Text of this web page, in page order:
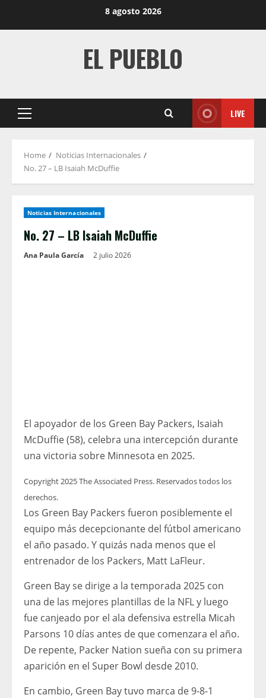
8 agosto 2026
EL PUEBLO
Primary
LIVE
Home
Noticias Internacionales
No. 27 – LB Isaiah McDuffie
Noticias Internacionales
No. 27 – LB Isaiah McDuffie
Ana Paula García 2 julio 2026
El apoyador de los Green Bay Packers, Isaiah
McDuffie (58), celebra una intercepción durante
una victoria sobre Minnesota en 2025.
Copyright 2025 The Associated Press. Reservados todos los
derechos.
Los Green Bay Packers fueron posiblemente el
equipo más decepcionante del fútbol americano
el año pasado. Y quizás nada menos que el
entrenador de los Packers, Matt LaFleur.
Green Bay se dirige a la temporada 2025 con
una de las mejores plantillas de la NFL y luego
fue canjeado por el ala defensiva estrella Micah
Parsons 10 días antes de que comenzara el año.
De repente, Packer Nation sueña con su primera
aparición en el Super Bowl desde 2010.
En cambio, Green Bay tuvo marca de 9-8-1